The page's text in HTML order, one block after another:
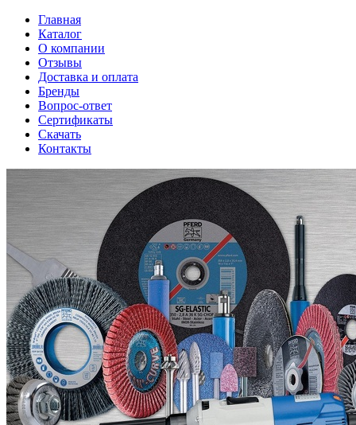
Главная
Каталог
О компании
Отзывы
Доставка и оплата
Бренды
Вопрос-ответ
Сертификаты
Скачать
Контакты